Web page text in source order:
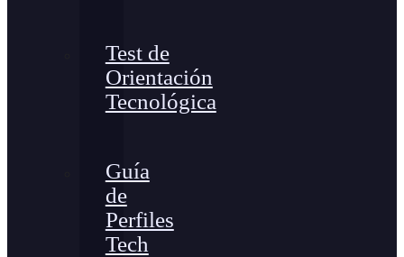
Test de
Orientación
Tecnológica
Guía
de
Perfiles
Tech